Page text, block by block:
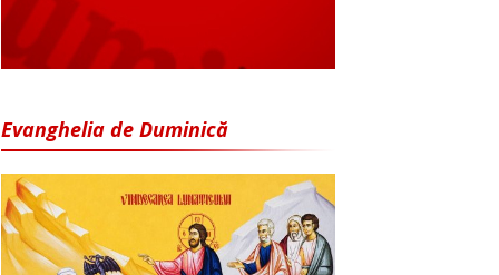
Evanghelia de Duminică